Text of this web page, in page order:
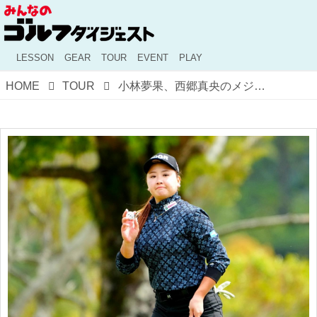
LESSON GEAR TOUR EVENT PLAY
HOME TOUR 小林夢果、西郷真央のメジャー優勝と佐久間朱莉のツアー初優勝に刺激!? ジャンボ門下生が週替わりで大活躍中